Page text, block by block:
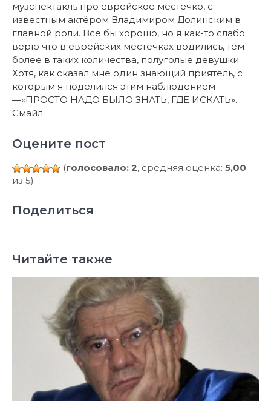
музспектакль про еврейское местечко, с
известным актёром Владимиром Долинским в
главной роли. Всё бы хорошо, но я как-то слабо
верю что в еврейских местечках водились, тем
более в таких количества, полуголые девушки.
Хотя, как сказал мне один знающий приятель, с
которым я поделился этим наблюдением
—«ПРОСТО НАДО БЫЛО ЗНАТЬ, ГДЕ ИСКАТЬ».
Смайл.
Оцените пост
(голосовало: 2, средняя оценка: 5,00
из 5)
Поделиться
Читайте также